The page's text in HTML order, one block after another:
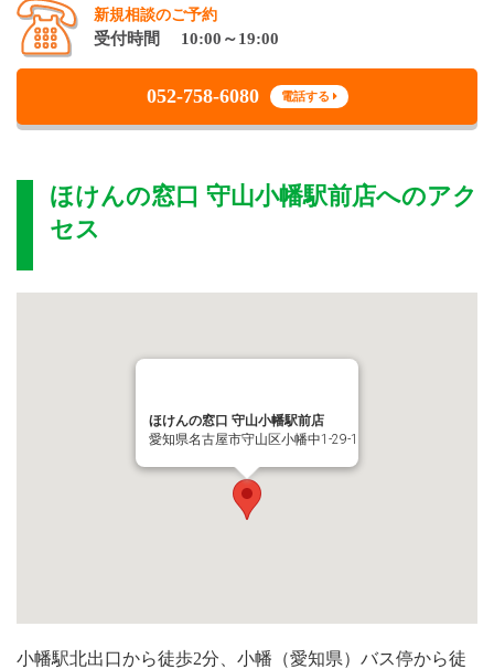
新規相談のご予約
受付時間 10:00～19:00
052-758-6080 電話する
ほけんの窓口 守山小幡駅前店へのアク
セス
ほけんの窓口 守山小幡駅前店
愛知県名古屋市守山区小幡中1-29-1
小幡駅北出口から徒歩2分、小幡（愛知県）バス停から徒